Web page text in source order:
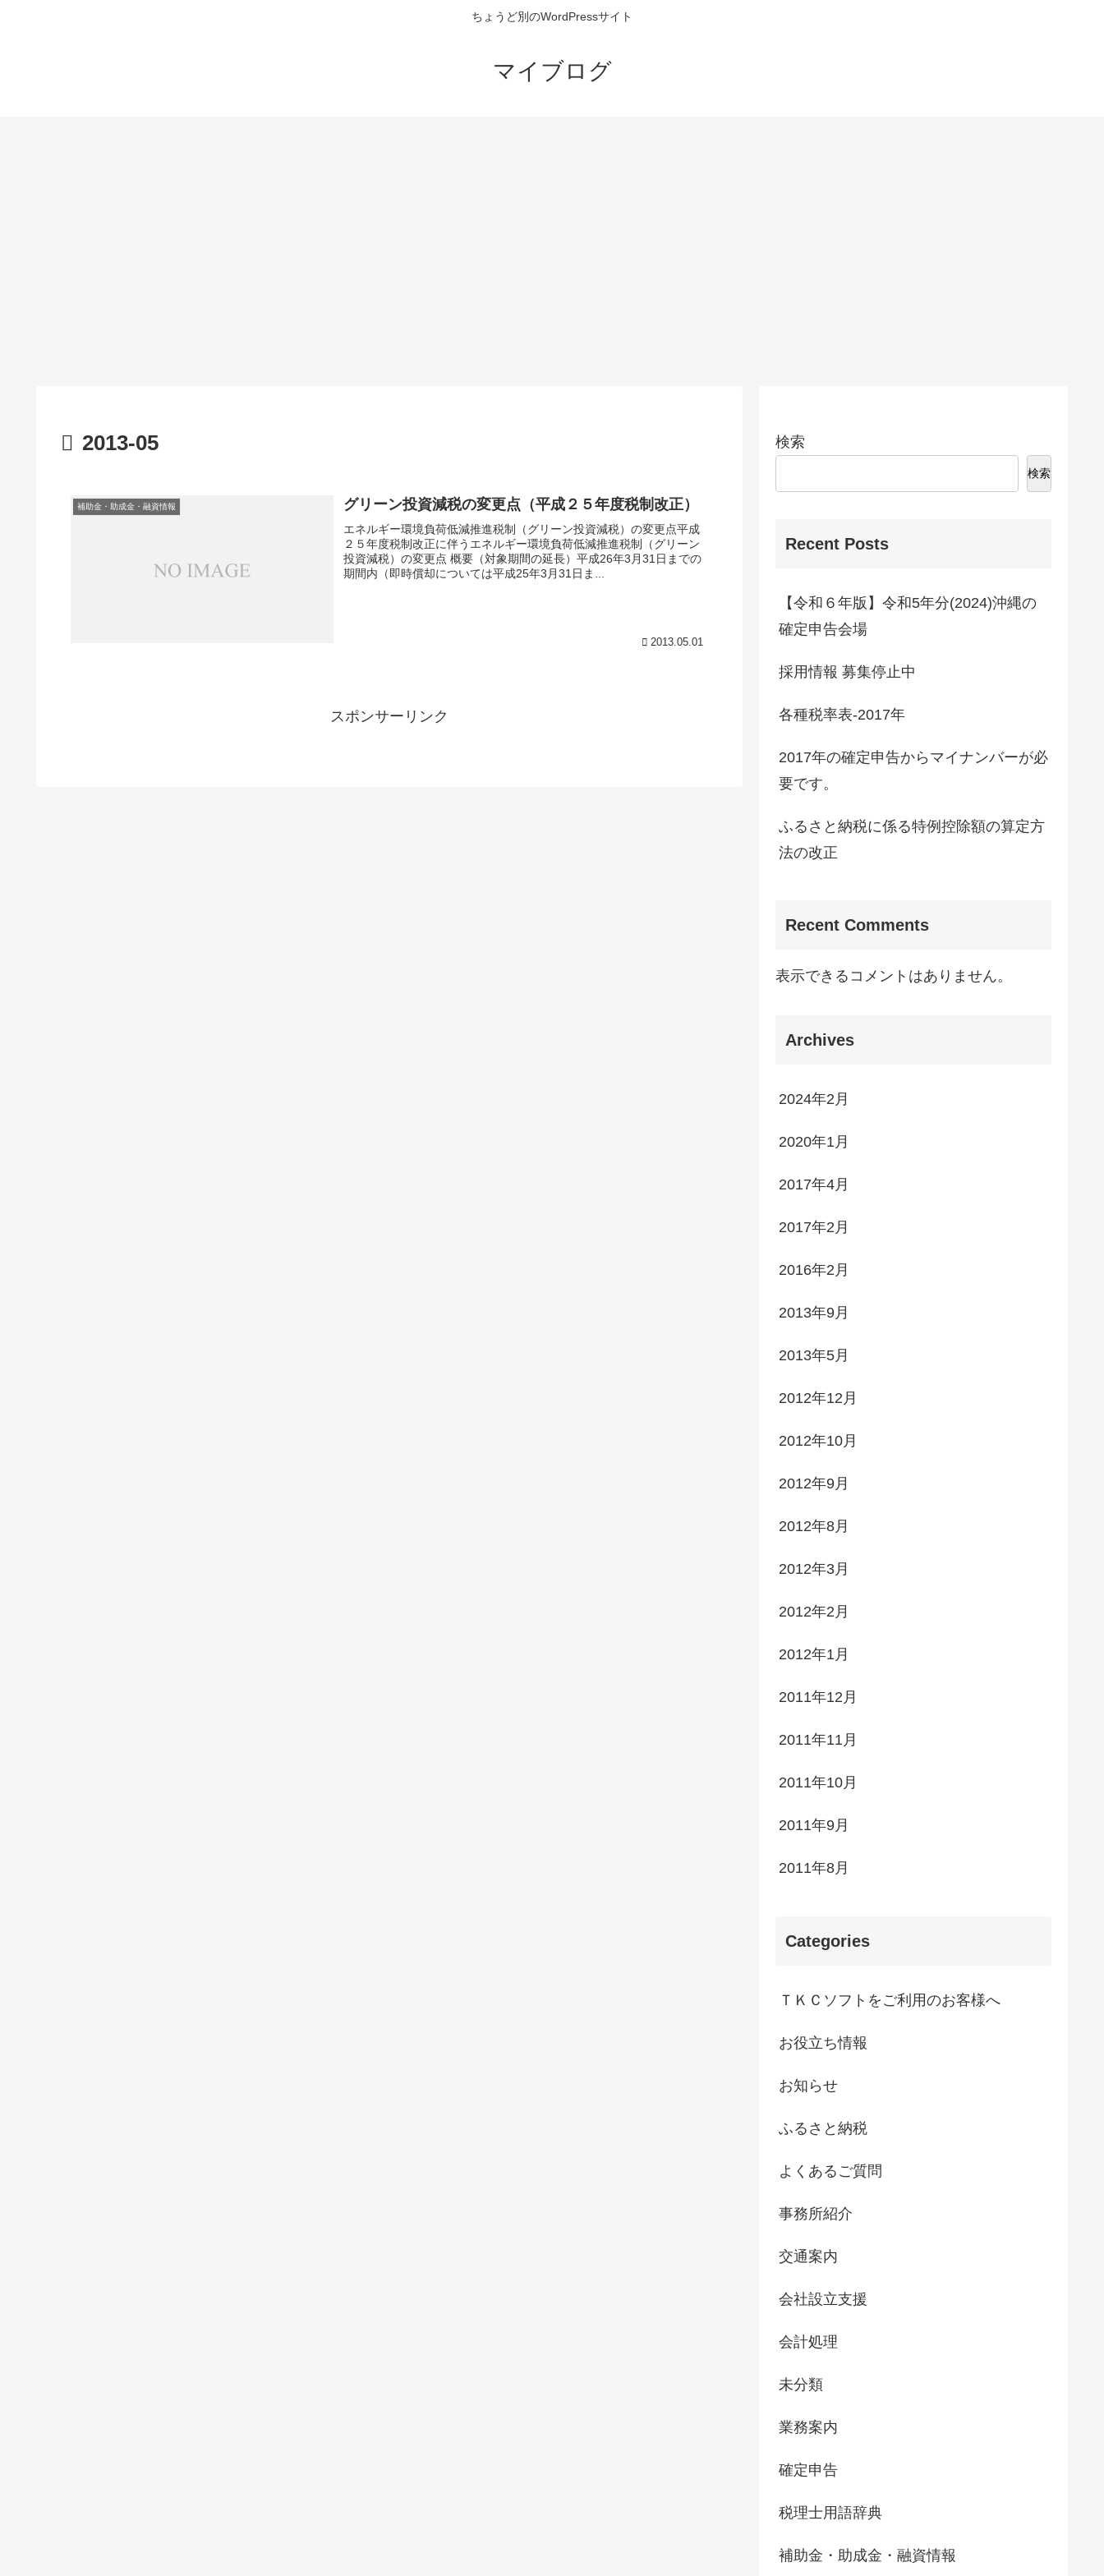
ちょうど別のWordPressサイト
マイブログ
2013-05
補助金・助成金・融資情報 グリーン投資減税の変更点（平成２５年度税制改正）
エネルギー環境負荷低減推進税制（グリーン投資減税）の変更点平成
２５年度税制改正に伴うエネルギー環境負荷低減推進税制（グリーン
投資減税）の変更点 概要（対象期間の延長）平成26年3月31日までの
期間内（即時償却については平成25年3月31日ま...
2013.05.01
スポンサーリンク
検索
検索
Recent Posts
【令和６年版】令和5年分(2024)沖縄の
確定申告会場
採用情報 募集停止中
各種税率表-2017年
2017年の確定申告からマイナンバーが必
要です。
ふるさと納税に係る特例控除額の算定方
法の改正
Recent Comments
表示できるコメントはありません。
Archives
2024年2月
2020年1月
2017年4月
2017年2月
2016年2月
2013年9月
2013年5月
2012年12月
2012年10月
2012年9月
2012年8月
2012年3月
2012年2月
2012年1月
2011年12月
2011年11月
2011年10月
2011年9月
2011年8月
Categories
ＴＫＣソフトをご利用のお客様へ
お役立ち情報
お知らせ
ふるさと納税
よくあるご質問
事務所紹介
交通案内
会社設立支援
会計処理
未分類
業務案内
確定申告
税理士用語辞典
補助金・助成金・融資情報